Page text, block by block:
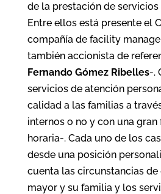
de la prestación de
Entre ellos está presente el
compañía de facility
también accionista de
Fernando Gómez Ribelles-.
servicios de atención
calidad a las familias a
internos o no y con una
horaria-. Cada uno de los
desde una posición
cuenta las circunstancias de
mayor y su familia y los